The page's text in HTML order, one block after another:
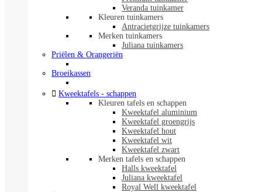
Veranda tuinkamer
Kleuren tuinkamers
Antracietgrijze tuinkamers
Merken tuinkamers
Juliana tuinkamers
Priëlen & Orangeriën
Broeikassen
 Kweektafels - schappen
Kleuren tafels en schappen
Kweektafel aluminium
Kweektafel groengrijs
Kweektafel hout
Kweektafel wit
Kweektafel zwart
Merken tafels en schappen
Halls kweektafel
Juliana kweektafel
Royal Well kweektafel